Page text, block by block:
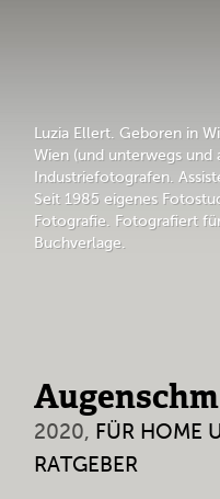
Luzia Ellert. Geboren in
Wien (und unterwegs
Industriefotografen.
Seit 1985 eigenes
Fotografie. Fotografiert
Buchverlage.
2020, FÜR HOME
RATGEBER